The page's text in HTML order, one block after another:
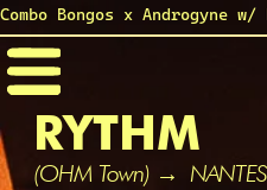
Combo Bongos x Androgyne
RYTHM
(OHM Town) → NANTES